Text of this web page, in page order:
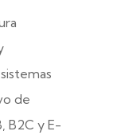
de
B2C y E-